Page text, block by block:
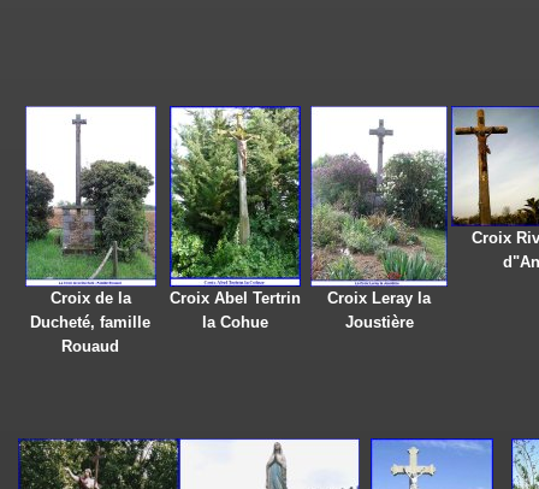
Croix de la
Ducheté, famille
Rouaud
Croix Abel Tertrin
la Cohue
Croix Leray la
Joustière
Croix